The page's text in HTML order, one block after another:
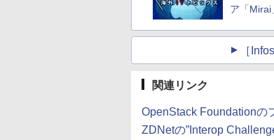
ア「Mirai
［
関連リンク
OpenStack Foundationの
ZDNetの”Interop